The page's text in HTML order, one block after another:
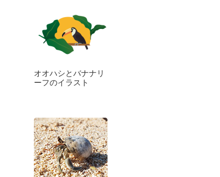
オオハシとバナナリ
ーフのイラスト